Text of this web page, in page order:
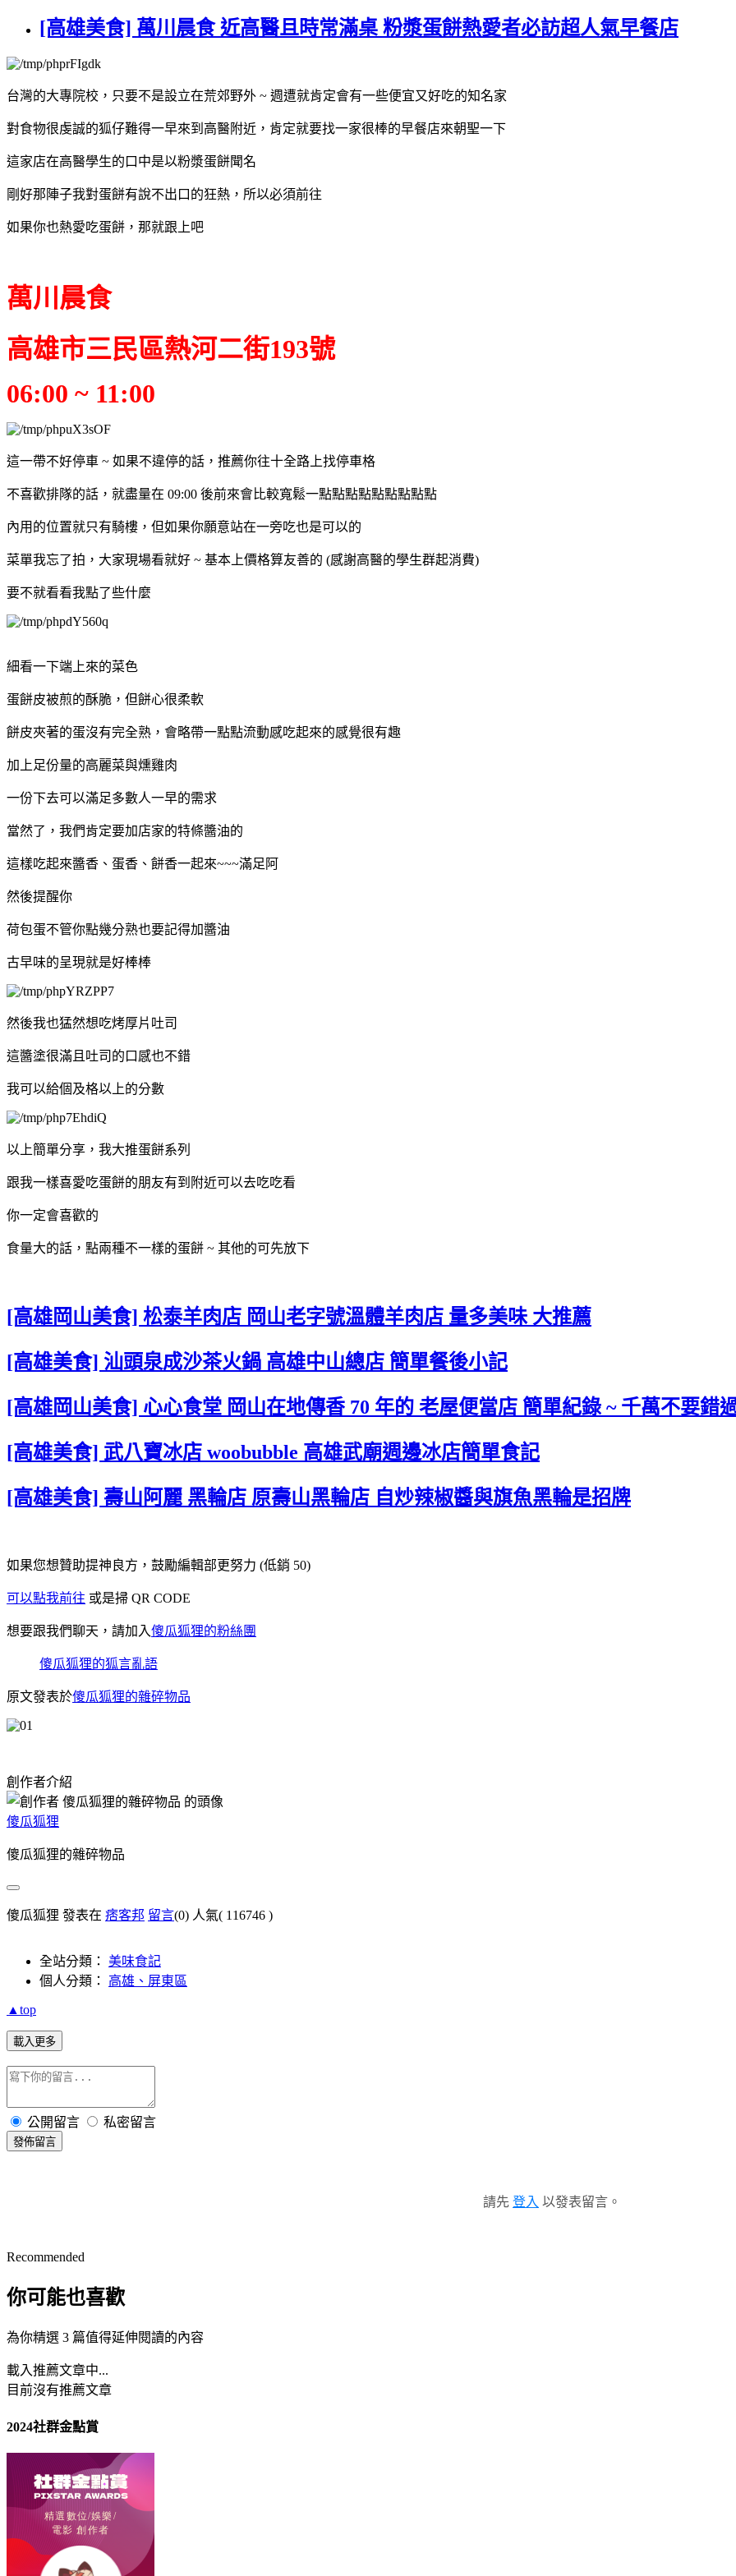
[高雄美食] 萬川晨食 近高醫且時常滿桌 粉漿蛋餅熱愛者必訪超人氣早餐店
台灣的大專院校，只要不是設立在荒郊野外 ~ 週遭就肯定會有一些便宜又好吃的知名家
對食物很虔誠的狐仔難得一早來到高醫附近，肯定就要找一家很棒的早餐店來朝聖一下
這家店在高醫學生的口中是以粉漿蛋餅聞名
剛好那陣子我對蛋餅有說不出口的狂熱，所以必須前往
如果你也熱愛吃蛋餅，那就跟上吧
萬川晨食
高雄市三民區熱河二街193號
06:00 ~ 11:00
這一帶不好停車 ~ 如果不違停的話，推薦你往十全路上找停車格
不喜歡排隊的話，就盡量在 09:00 後前來會比較寬鬆一點點點點點點點點點
內用的位置就只有騎樓，但如果你願意站在一旁吃也是可以的
菜單我忘了拍，大家現場看就好 ~ 基本上價格算友善的 (感謝高醫的學生群起消費)
要不就看看我點了些什麼
細看一下端上來的菜色
蛋餅皮被煎的酥脆，但餅心很柔軟
餅皮夾著的蛋沒有完全熟，會略帶一點點流動感吃起來的感覺很有趣
加上足份量的高麗菜與燻雞肉
一份下去可以滿足多數人一早的需求
當然了，我們肯定要加店家的特條醬油的
這樣吃起來醬香、蛋香、餅香一起來~~~滿足阿
然後提醒你
荷包蛋不管你點幾分熟也要記得加醬油
古早味的呈現就是好棒棒
然後我也猛然想吃烤厚片吐司
這醬塗很滿且吐司的口感也不錯
我可以給個及格以上的分數
以上簡單分享，我大推蛋餅系列
跟我一樣喜愛吃蛋餅的朋友有到附近可以去吃吃看
你一定會喜歡的
食量大的話，點兩種不一樣的蛋餅 ~ 其他的可先放下
[高雄岡山美食] 松泰羊肉店 岡山老字號溫體羊肉店 量多美味 大推薦
[高雄美食] 汕頭泉成沙茶火鍋 高雄中山總店 簡單餐後小記
[高雄岡山美食] 心心食堂 岡山在地傳香 70 年的 老屋便當店 簡單紀錄 ~ 千萬不要錯
[高雄美食] 武八寶冰店 woobubble 高雄武廟週邊冰店簡單食記
[高雄美食] 壽山阿麗 黑輪店 原壽山黑輪店 自炒辣椒醬與旗魚黑輪是招牌
如果您想贊助提神良方，鼓勵編輯部更努力 (低銷 50)
可以點我前往 或是掃 QR CODE
想要跟我們聊天，請加入傻瓜狐狸的粉絲團
傻瓜狐狸的狐言亂語
原文發表於傻瓜狐狸的雜碎物品
創作者介紹
傻瓜狐狸
傻瓜狐狸的雜碎物品
傻瓜狐狸 發表在 痞客邦 留言(0) 人氣( 116746 )
全站分類： 美味食記
個人分類： 高雄、屏東區
▲top
載入更多
公開留言 私密留言
發佈留言
請先 登入 以發表留言。
Recommended
你可能也喜歡
為你精選 3 篇值得延伸閱讀的內容
載入推薦文章中...
目前沒有推薦文章
2024社群金點賞